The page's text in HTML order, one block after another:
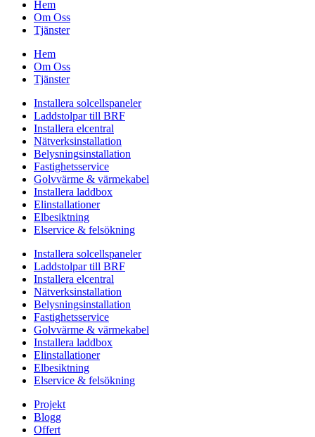
Hem
Om Oss
Tjänster
Hem
Om Oss
Tjänster
Installera solcellspaneler
Laddstolpar till BRF
Installera elcentral
Nätverksinstallation
Belysningsinstallation
Fastighetsservice
Golvvärme & värmekabel
Installera laddbox
Elinstallationer
Elbesiktning
Elservice & felsökning
Installera solcellspaneler
Laddstolpar till BRF
Installera elcentral
Nätverksinstallation
Belysningsinstallation
Fastighetsservice
Golvvärme & värmekabel
Installera laddbox
Elinstallationer
Elbesiktning
Elservice & felsökning
Projekt
Blogg
Offert